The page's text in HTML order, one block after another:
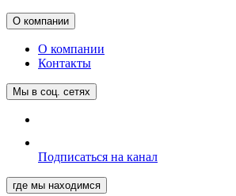
О компании
О компании
Контакты
Мы в соц. сетях
Подписаться на канал
где мы находимся